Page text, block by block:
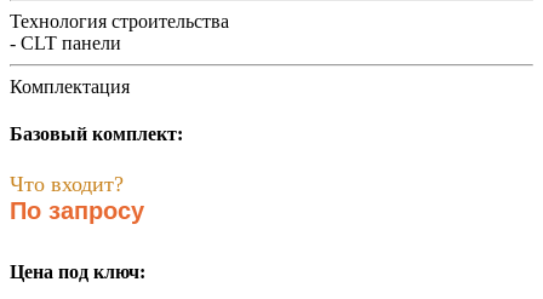
Технология строительства
- CLT панели
Комплектация
Базовый комплект:
Что входит?
По запросу
Цена под ключ: